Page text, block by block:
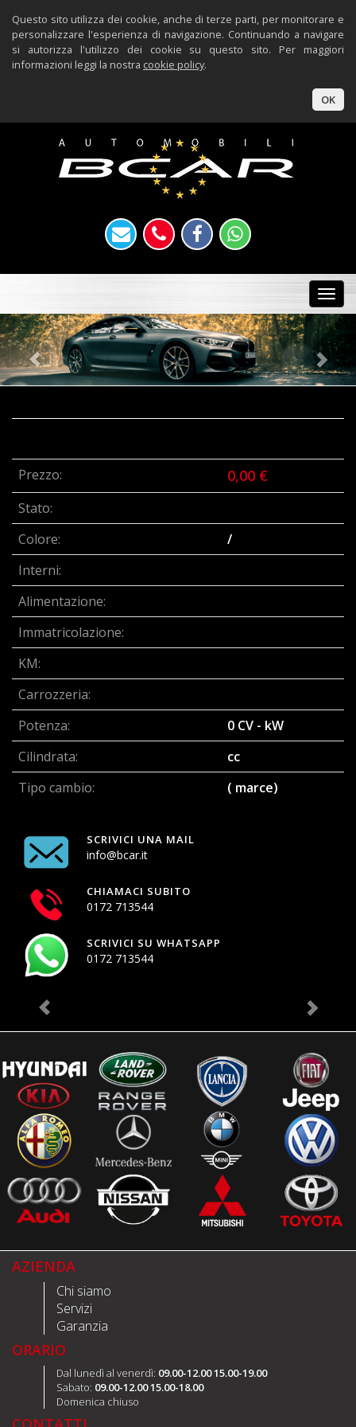
Questo sito utilizza dei cookie, anche di terze parti, per monitorare e
personalizzare l'esperienza di navigazione. Continuando a navigare
si autorizza l'utilizzo dei cookie su questo sito. Per maggiori
informazioni leggi la nostra cookie policy.
OK
Previous
Prezzo: 0,00 €
Stato:
Colore:
/
Interni:
Alimentazione:
Immatricolazione:
KM:
Carrozzeria:
Potenza:
0 CV - kW
Cilindrata:
cc
Tipo cambio:
( marce)
SCRIVICI UNA MAIL
info@bcar.it
CHIAMACI SUBITO
0172 713544
SCRIVICI SU WHATSAPP
0172 713544
AZIENDA
Chi siamo
Servizi
Garanzia
ORARIO
Dal lunedì al venerdì: 09.00-12.00 15.00-19.00
Sabato: 09.00-12.00 15.00-18.00
Domenica chiuso